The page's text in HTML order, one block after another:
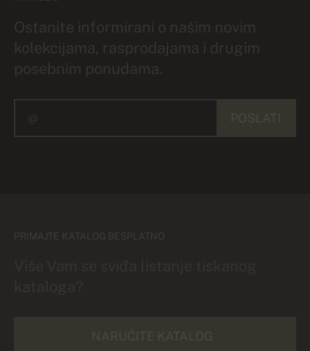
Ostanite informirani o našim novim
kolekcijama, rasprodajama i drugim
posebnim ponudama.
PRIMAJTE KATALOG BESPLATNO